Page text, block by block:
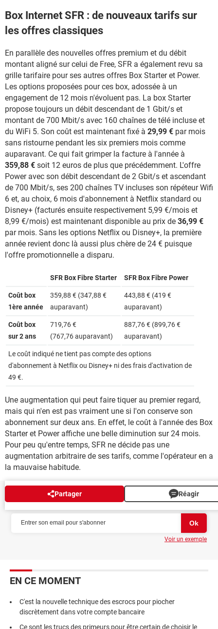
Box Internet SFR : de nouveaux tarifs sur
les offres classiques
En parallèle des nouvelles offres premium et du débit
montant aligné sur celui de Free, SFR a également revu sa
grille tarifaire pour ses autres offres Box Starter et Power.
Les options proposées pour ces box, adossée à un
engagement de 12 mois n'évoluent pas. La box Starter
propose toujours un débit descendant de 1 Gbit/s et
montant de 700 Mbit/s avec 160 chaînes de télé incluse et
du WiFi 5. Son coût est maintenant fixé à 29,99 € par mois
sans ristourne pendant les six premiers mois comme
auparavant. Ce qui fait grimper la facture à l'année à
359,88 € soit 12 euros de plus que précédemment. L'offre
Power avec son débit descendant de 2 Gbit/s et ascendant
de 700 Mbit/s, ses 200 chaînes TV incluses son répéteur Wifi
6 et, au choix, 6 mois d'abonnement à Netflix standard ou
Disney+ (facturés ensuite respectivement 5,99 €/mois et
8,99 €/mois) est maintenant disponible au prix de 36,99 €
par mois. Sans les options Netflix ou Disney+, la première
année revient donc là aussi plus chère de 24 € puisque
l'offre promotionnelle a disparu.
SFR Box Fibre Starter SFR Box Fibre Power
Coût box
1ère année
359,88 € (347,88 €
auparavant)
443,88 € (419 €
auparavant)
Coût box
sur 2 ans
719,76 €
(767,76 auparavant)
887,76 € (899,76 €
auparavant)
Le coût indiqué ne tient pas compte des options
d'abonnement à Netflix ou Disney+ ni des frais d'activation de
49 €.
Une augmentation qui peut faire tiquer au premier regard,
mais qui n'en est pas vraiment une si l'on conserve son
abonnement sur deux ans. En effet, le coût à l'année des Box
Starter et Power affiche une belle diminution sur 24 mois.
Pour peu qu'entre temps, SFR ne décide pas une
augmentation arbitraire de ses tarifs, comme l'opérateur en a
la mauvaise habitude.
Partager Réagir
NEWSLETTER
Voir un exemple
EN CE MOMENT
C'est la nouvelle technique des escrocs pour piocher
discrètement dans votre compte bancaire
Ce sont les trucs des primeurs pour être certain de choisir le